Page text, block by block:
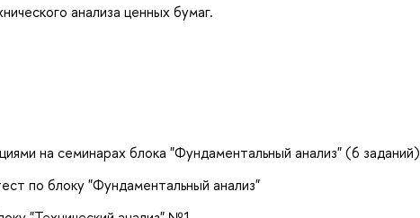
анализа ценных бумаг.
на семинарах блока "Фундаментальный анализ" (6 заданий)
по блоку "Фундаментальный анализ"